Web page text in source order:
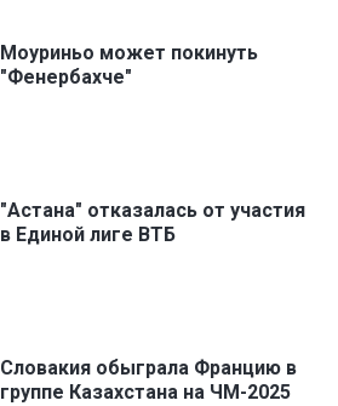
Моуриньо может покинуть
"Фенербахче"
"Астана" отказалась от участия
в Единой лиге ВТБ
Словакия обыграла Францию в
группе Казахстана на ЧМ-2025